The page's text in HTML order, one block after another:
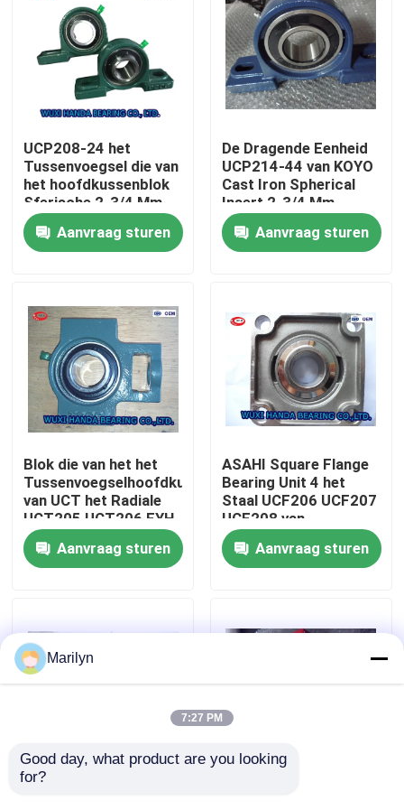
Producten
Ongeveer ons
Fabrieksreis
Kwaliteitscontrole
Contacteer ons
Nieuws
Gevallen
UCP208-24 het
Tussenvoegsel die van
het hoofdkussenblok
Sferische 2-3/4 Mm
dragen Chrome-Staal
Aanvraag sturen
De Dragende Eenheid
UCP214-44 van KOYO
Cast Iron Spherical
Insert 2-3/4 Mm
Aanvraag sturen
Blok die van het het
Tussenvoegselhoofdkussen
van UCT het Radiale
UCT205 UCT206 FYH
dragen neemt
Lagerhuisvesting op
Aanvraag sturen
ASAHI Square Flange
Bearing Unit 4 het
Staal UCF206 UCF207
UCF208 van
Boutchrome
Aanvraag sturen
De het Blokhuisvesting
Marilyn
7:27 PM
Good day, what product are you looking
for?